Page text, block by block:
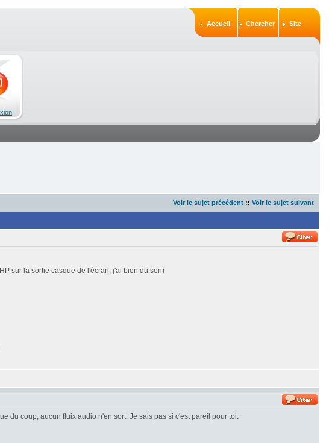
Accueil Chercher Site
Voir le sujet précédent :: Voir le sujet suivant
sur la sortie casque de l'écran, j'ai bien du son)
du coup, aucun fluix audio n'en sort. Je sais pas si c'est pareil pour toi.